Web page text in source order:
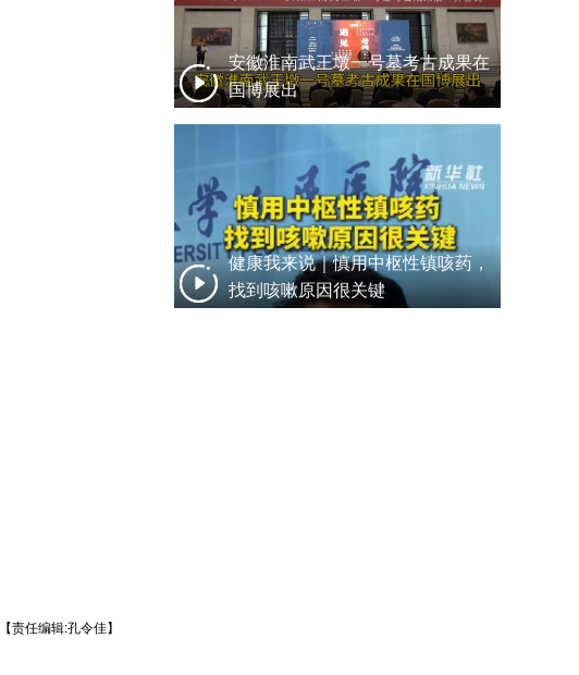
【责任编辑:孔令佳】
安徽淮南武王墩一号墓考古成果在
国博展出
健康我来说｜慎用中枢性镇咳药，
找到咳嗽原因很关键